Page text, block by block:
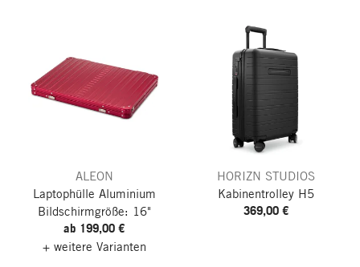
ALEON
Laptophülle Aluminium
Bildschirmgröße: 16"
ab 199,00 €
+ weitere Varianten
HORIZN STUDIOS
Kabinentrolley H5
369,00 €